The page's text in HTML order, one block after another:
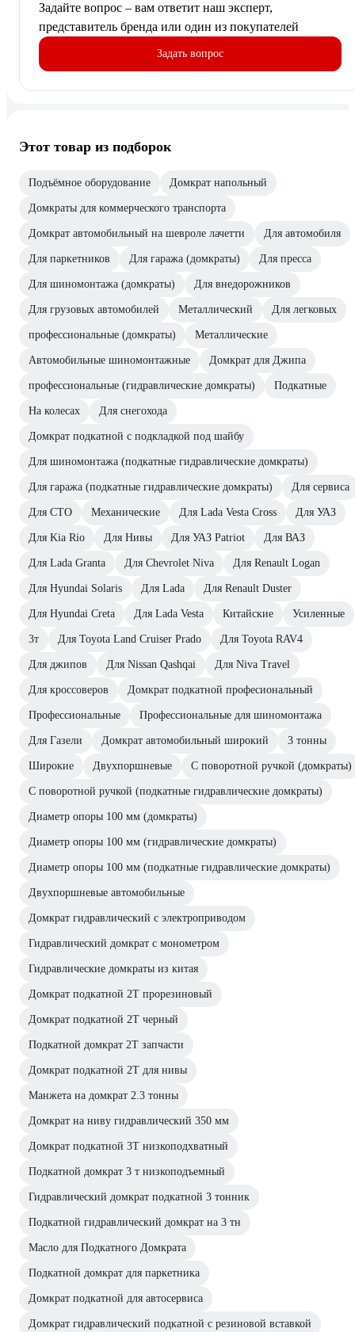
Задайте вопрос – вам ответит наш эксперт,
представитель бренда или один из покупателей
Задать вопрос
Этот товар из подборок
Подъёмное оборудование Домкрат напольный
Домкраты для коммерческого транспорта
Домкрат автомобильный на шевроле лачетти Для автомобиля
Для паркетников Для гаража (домкраты) Для пресса
Для шиномонтажа (домкраты) Для внедорожников
Для грузовых автомобилей Металлический Для легковых
профессиональные (домкраты) Металлические
Автомобильные шиномонтажные Домкрат для Джипа
профессиональные (гидравлические домкраты) Подкатные
На колесах Для снегохода
Домкрат подкатной с подкладкой под шайбу
Для шиномонтажа (подкатные гидравлические домкраты)
Для гаража (подкатные гидравлические домкраты) Для сервиса
Для СТО Механические Для Lada Vesta Cross Для УАЗ
Для Kia Rio Для Нивы Для УАЗ Patriot Для ВАЗ
Для Lada Granta Для Chevrolet Niva Для Renault Logan
Для Hyundai Solaris Для Lada Для Renault Duster
Для Hyundai Creta Для Lada Vesta Китайские Усиленные
3т Для Toyota Land Cruiser Prado Для Toyota RAV4
Для джипов Для Nissan Qashqai Для Niva Travel
Для кроссоверов Домкрат подкатной професиональный
Профессиональные Профессиональные для шиномонтажа
Для Газели Домкрат автомобильный широкий 3 тонны
Широкие Двухпоршневые С поворотной ручкой (домкраты)
С поворотной ручкой (подкатные гидравлические домкраты)
Диаметр опоры 100 мм (домкраты)
Диаметр опоры 100 мм (гидравлические домкраты)
Диаметр опоры 100 мм (подкатные гидравлические домкраты)
Двухпоршневые автомобильные
Домкрат гидравлический с электроприводом
Гидравлический домкрат с монометром
Гидравлические домкраты из китая
Домкрат подкатной 2Т прорезиновый
Домкрат подкатной 2Т черный
Подкатной домкрат 2Т запчасти
Домкрат подкатной 2Т для нивы
Манжета на домкрат 2.3 тонны
Домкрат на ниву гидравлический 350 мм
Домкрат подкатной 3Т низкоподхватный
Подкатной домкрат 3 т низкоподъемный
Гидравлический домкрат подкатной 3 тонник
Подкатной гидравлический домкрат на 3 тн
Масло для Подкатного Домкрата
Подкатной домкрат для паркетника
Домкрат подкатной для автосервиса
Домкрат гидравлический подкатной с резиновой вставкой